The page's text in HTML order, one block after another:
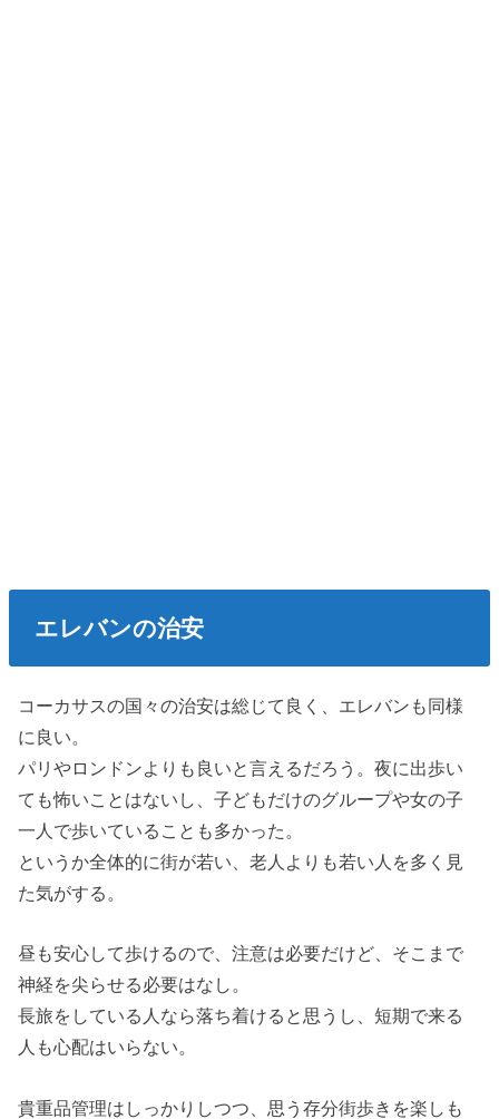
エレバンの治安
コーカサスの国々の治安は総じて良く、エレバンも同様
に良い。
パリやロンドンよりも良いと言えるだろう。夜に出歩い
ても怖いことはないし、子どもだけのグループや女の子
一人で歩いていることも多かった。
というか全体的に街が若い、老人よりも若い人を多く見
た気がする。
昼も安心して歩けるので、注意は必要だけど、そこまで
神経を尖らせる必要はなし。
長旅をしている人なら落ち着けると思うし、短期で来る
人も心配はいらない。
貴重品管理はしっかりしつつ、思う存分街歩きを楽しも